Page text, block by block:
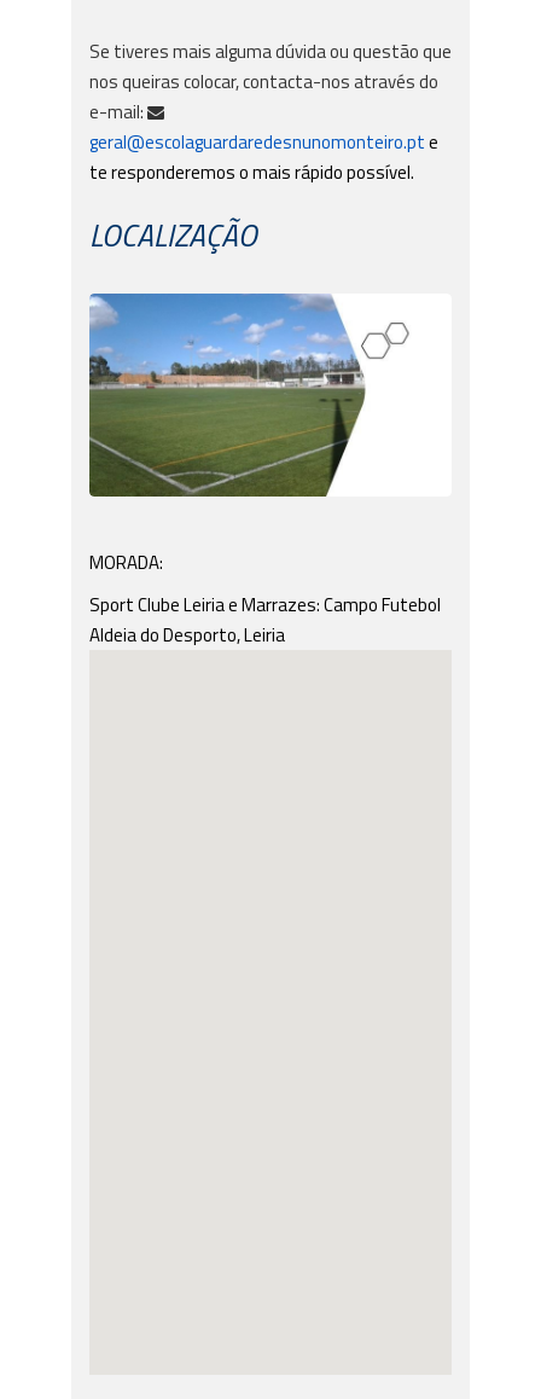
Se tiveres mais alguma dúvida ou questão que
nos queiras colocar, contacta-nos através do
e-mail:
geral@escolaguardaredesnunomonteiro.pte
te responderemos o mais rápido possível.
LOCALIZAÇÃO
MORADA:
Sport Clube Leiria e Marrazes: Campo Futebol
Aldeia do Desporto, Leiria